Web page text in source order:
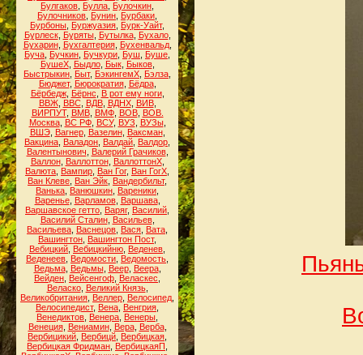
Булгаков Булла Булочкин
Булочников Бунин Бурбаки
Бурбоны Буржуазия Бурк-Уайт,
Бурлеск, Буряты, Бутылка, Бухало,
Бухарин, Бухгалтерия, Бухенвальд,
Буча Бучкин Бучкури Буш Буше
БушеХ, Быдло, Бык, Быков,
Быстрыкин Быт, БэкингемХ Бэлза
Бюджет, Бюрократия, Бёдра,
Бёрбедж, Бёрнс В рот ему ноги,
ВВЖ, ВВС, ВДВ, ВДНХ, ВИВ,
ВИРПУТ, ВМВ, ВМФ, ВОВ, ВОВ.
Москва, ВС РФ, ВСУ, ВУЗ ВУЗы,
ВШЭ, Вагнер, Вазелин, Ваксман,
Вакцина Валадон Валдай Валдор
Валентынович
Валерий Грачиков,
Валлон, Валлоттон, ВаллоттонХ,
Валюта Вампир Ван Гог, Ван ГогХ
Ван Клеве Ван Эйк Вандербильт,
Ванька Ванюшкин Вареники
Варенье, Варламов, Варшава,
Варшавское гетто Варяг, Василий
Василий Сталин, Васильев,
Васильева Васнецов Вася Вата
Вашингтон Вашингтон Пост,
Вебицкий Вебицкийню Веденев
Веденеев Ведомости Ведомость
Ведьма, Ведьмы, Веер, Веера,
Вейден Вейсенгоф Веласкес
Веласко, Великий Князь,
Великобритания Веллер Велосипед
Велосипедист, Вена Венгрия
Венедиктов Венера Венеры
Венеция, Вениамин, Вера, Верба,
Вербицикий Вербицй Вербицкая
Вербицкая Фридман ВербицкаяП